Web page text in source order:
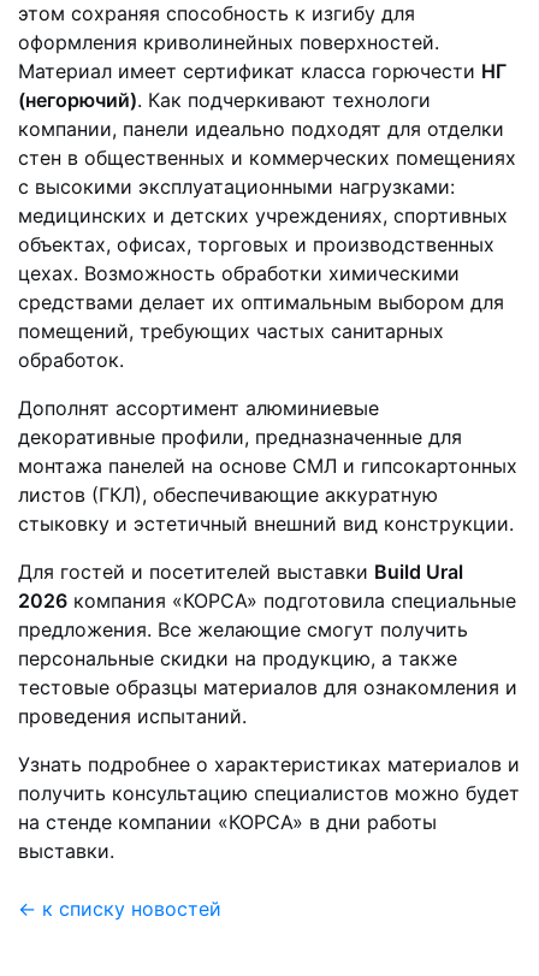
этом сохраняя способность к изгибу для
оформления криволинейных поверхностей.
Материал имеет сертификат класса горючести НГ
(негорючий). Как подчеркивают технологи
компании, панели идеально подходят для отделки
стен в общественных и коммерческих помещениях
с высокими эксплуатационными нагрузками:
медицинских и детских учреждениях, спортивных
объектах, офисах, торговых и производственных
цехах. Возможность обработки химическими
средствами делает их оптимальным выбором для
помещений, требующих частых санитарных
обработок.
Дополнят ассортимент алюминиевые
декоративные профили, предназначенные для
монтажа панелей на основе СМЛ и гипсокартонных
листов (ГКЛ), обеспечивающие аккуратную
стыковку и эстетичный внешний вид конструкции.
Для гостей и посетителей выставки Build Ural
2026 компания «КОРСА» подготовила специальные
предложения. Все желающие смогут получить
персональные скидки на продукцию, а также
тестовые образцы материалов для ознакомления и
проведения испытаний.
Узнать подробнее о характеристиках материалов и
получить консультацию специалистов можно будет
на стенде компании «КОРСА» в дни работы
выставки.
← к списку новостей